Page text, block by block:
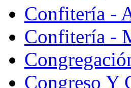
Confitería -
Confitería -
Congreso Y